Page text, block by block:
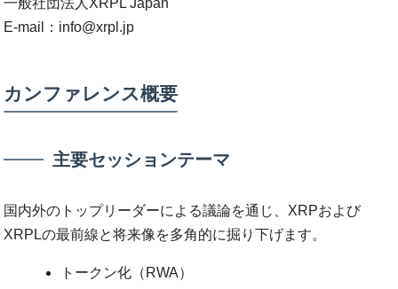
一般社団法人XRPL Japan
E-mail：info@xrpl.jp
カンファレンス概要
主要セッションテーマ
国内外のトップリーダーによる議論を通じ、XRPおよび
XRPLの最前線と将来像を多角的に掘り下げます。
トークン化（RWA）